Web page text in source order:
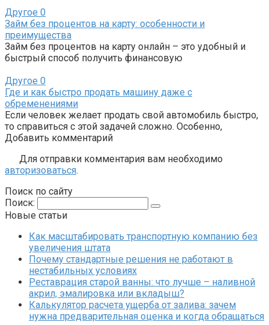
Другое 0
Займ без процентов на карту: особенности и
преимущества
Займ без процентов на карту онлайн – это удобный и
быстрый способ получить финансовую
Другое 0
Где и как быстро продать машину даже с
обременениями
Если человек желает продать свой автомобиль быстро,
то справиться с этой задачей сложно. Особенно,
Добавить комментарий
Для отправки комментария вам необходимо
авторизоваться.
Поиск по сайту
Поиск:
Новые статьи
Как масштабировать транспортную компанию без
увеличения штата
Почему стандартные решения не работают в
нестабильных условиях
Реставрация старой ванны: что лучше – наливной
акрил, эмалировка или вкладыш?
Калькулятор расчета ущерба от залива: зачем
нужна предварительная оценка и когда обращаться